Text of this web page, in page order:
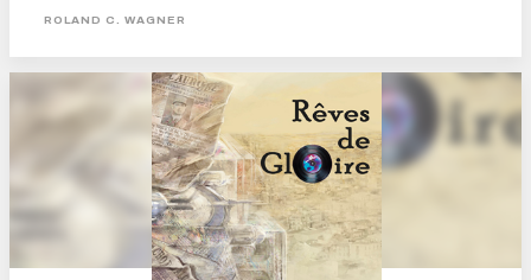
il n’y a pas de longueurs,...
ROLAND C. WAGNER